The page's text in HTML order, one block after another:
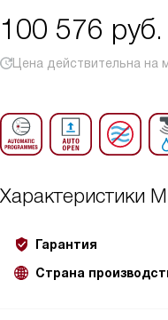
100 576 руб.
Цена действительна
Характеристики
Гарантия
Страна